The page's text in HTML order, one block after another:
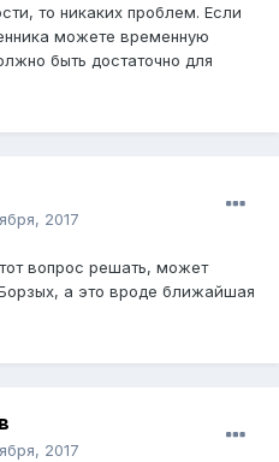
то никаких проблем. Если
можете временную
быть достаточно для
2017
вопрос решать, может
а это вроде ближайшая
2017